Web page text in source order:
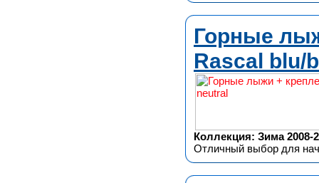
Горные
Rascal blu/
Коллекция: Зима 2008-
Отличный выбор для